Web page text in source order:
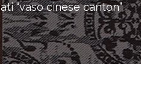
“vaso cinese canton”